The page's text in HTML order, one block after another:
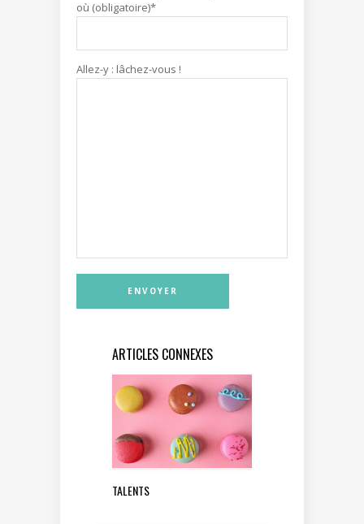
où (obligatoire)*
Allez-y : lâchez-vous !
ARTICLES CONNEXES
TALENTS